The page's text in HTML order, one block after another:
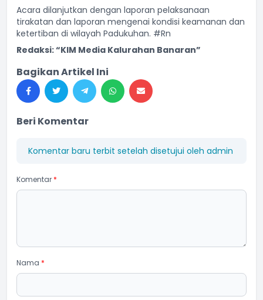
Acara dilanjutkan dengan laporan pelaksanaan
tirakatan dan laporan mengenai kondisi keamanan dan
ketertiban di wilayah Padukuhan. #Rn
Redaksi: “KIM Media Kalurahan Banaran”
Bagikan Artikel Ini
Beri Komentar
Komentar baru terbit setelah disetujui oleh admin
Komentar *
Nama *